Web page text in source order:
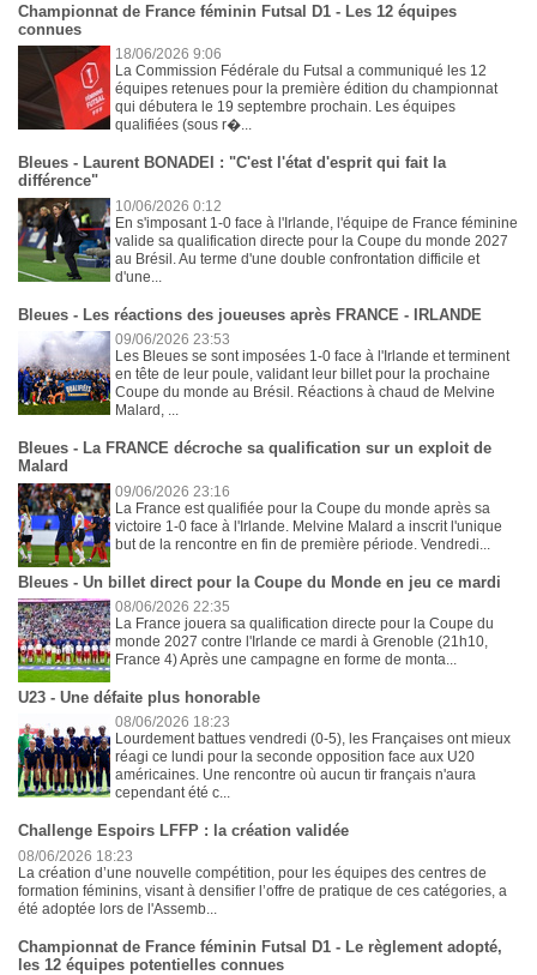
Championnat de France féminin Futsal D1 - Les 12 équipes
connues
18/06/2026 9:06
La Commission Fédérale du Futsal a communiqué les 12
équipes retenues pour la première édition du championnat
qui débutera le 19 septembre prochain. Les équipes
qualifiées (sous r�...
Bleues - Laurent BONADEI : "C'est l'état d'esprit qui fait la
différence"
10/06/2026 0:12
En s'imposant 1-0 face à l'Irlande, l'équipe de France féminine
valide sa qualification directe pour la Coupe du monde 2027
au Brésil. Au terme d'une double confrontation difficile et
d'une...
Bleues - Les réactions des joueuses après FRANCE - IRLANDE
09/06/2026 23:53
Les Bleues se sont imposées 1-0 face à l'Irlande et terminent
en tête de leur poule, validant leur billet pour la prochaine
Coupe du monde au Brésil. Réactions à chaud de Melvine
Malard, ...
Bleues - La FRANCE décroche sa qualification sur un exploit de
Malard
09/06/2026 23:16
La France est qualifiée pour la Coupe du monde après sa
victoire 1-0 face à l'Irlande. Melvine Malard a inscrit l'unique
but de la rencontre en fin de première période. Vendredi...
Bleues - Un billet direct pour la Coupe du Monde en jeu ce mardi
08/06/2026 22:35
La France jouera sa qualification directe pour la Coupe du
monde 2027 contre l'Irlande ce mardi à Grenoble (21h10,
France 4) Après une campagne en forme de monta...
U23 - Une défaite plus honorable
08/06/2026 18:23
Lourdement battues vendredi (0-5), les Françaises ont mieux
réagi ce lundi pour la seconde opposition face aux U20
américaines. Une rencontre où aucun tir français n'aura
cependant été c...
Challenge Espoirs LFFP : la création validée
08/06/2026 18:23
La création d’une nouvelle compétition, pour les équipes des centres de
formation féminins, visant à densifier l’offre de pratique de ces catégories, a
été adoptée lors de l'Assemb...
Championnat de France féminin Futsal D1 - Le règlement adopté,
les 12 équipes potentielles connues